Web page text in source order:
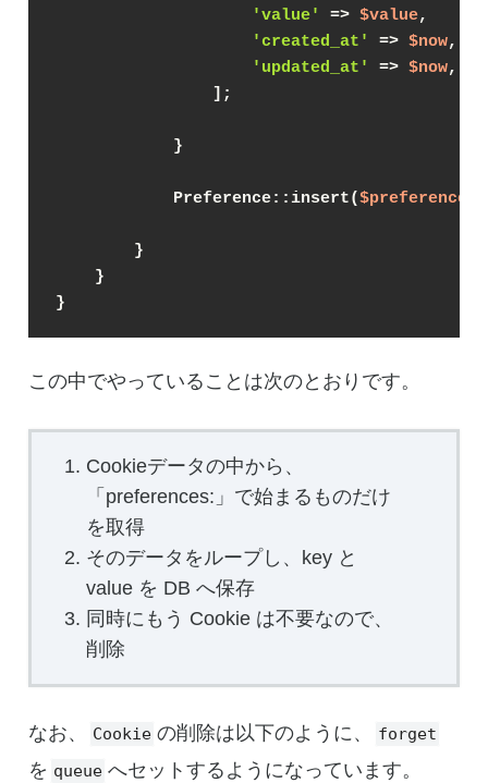
'value'
=> $value,
'created_at'
=> $now,
'updated_at'
=> $now,
                ];
            }
            Preference::insert(
$preferences
        }
    }
}
この中でやっていることは次のとおりです。
Cookieデータの中から、
「preferences:」で始まるものだけ
を取得
そのデータをループし、key と
value を DB へ保存
同時にもう Cookie は不要なので、
削除
なお、 Cookie の削除は以下のように、 forget
を queue へセットするようになっています。